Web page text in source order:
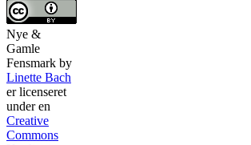
Nye &
Gamle
Fensmark by
Linette Bach
er licenseret
under en
Creative
Commons